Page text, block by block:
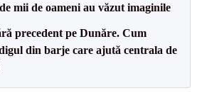
mii de oameni au văzut imaginile
precedent pe Dunăre. Cum
din barje care ajută centrala de